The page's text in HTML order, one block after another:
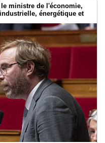
ministre de l'économie,
énergétique et